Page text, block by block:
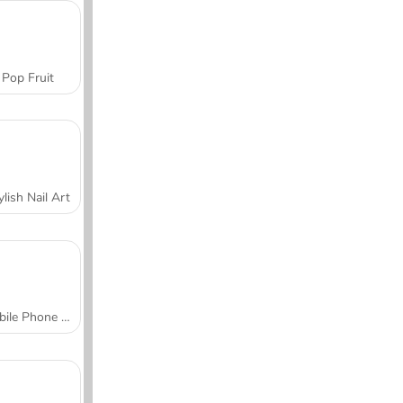
Pop Fruit
Nail Art
Mobile Phone Case Design & DIY